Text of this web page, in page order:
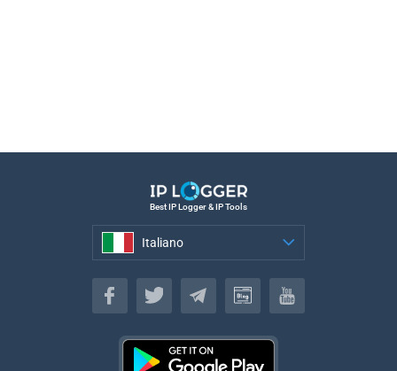
Best IP Logger & IP Tools
Italiano
Italiano